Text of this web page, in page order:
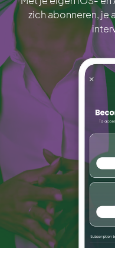
zich abonneren, je